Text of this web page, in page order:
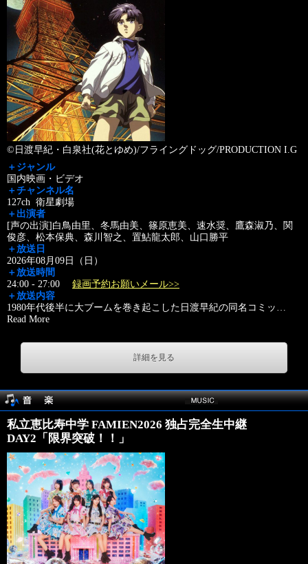
©日渡早紀・白泉社(花とゆめ)/フライングドッグ/PRODUCTION I.G
＋ジャンル
国内映画・ビデオ
＋チャンネル名
127ch 衛星劇場
＋出演者
[声の出演]白鳥由里、冬馬由美、篠原恵美、速水奨、鷹森淑乃、関
俊彦、松本保典、森川智之、置鮎龍太郎、山口勝平
＋放送日
2026年08月09日（日）
＋放送時間
24:00 - 27:00 録画予約お願いメール>>
＋放送内容
1980年代後半に大ブームを巻き起こした日渡早紀の同名コミッ …
Read More
詳細を見る
私立恵比寿中学 FAMIEN2026 独占完全生中継
DAY2「限界突破！！」